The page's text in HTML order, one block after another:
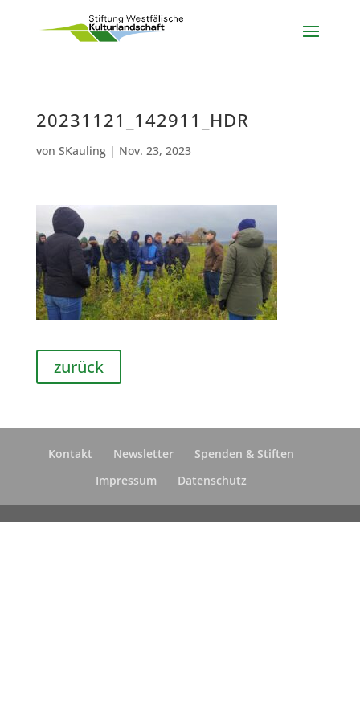
20231121_142911_HDR
von SKauling| Nov. 23, 2023
zurück
Kontakt Newsletter
Spenden & Stiften
Impressum
Datenschutz